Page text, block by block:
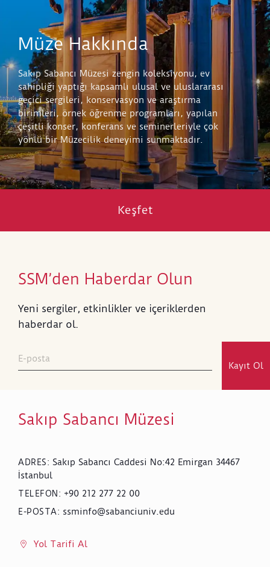
Müze Hakkında
Sakıp Sabancı Müzesi zengin koleksiyonu, ev
sahipliği yaptığı kapsamlı ulusal ve uluslararası
geçici sergileri, konservasyon ve araştırma
birimleri, örnek öğrenme programları, yapılan
çeşitli konser, konferans ve seminerleriyle çok
yönlü bir Müzecilik deneyimi sunmaktadır.
Keşfet
SSM’den Haberdar Olun
Yeni sergiler, etkinlikler ve içeriklerden
haberdar ol.
Kayıt Ol
Sakıp Sabancı Müzesi
ADRES: Sakıp Sabancı Caddesi No:42 Emirgan 34467
İstanbul
TELEFON : +90 212 277 22 00
E-POSTA: ssminfo@sabanciuniv.edu
Yol Tarifi Al